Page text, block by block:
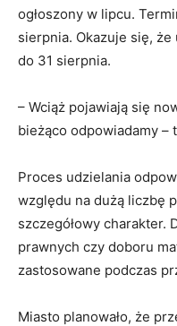
ogłoszony w lipcu.
sierpnia. Okazuje się,
do 31 sierpnia.
– Wciąż pojawiają się
bieżąco odpowiadamy –
Proces udzielania
względu na dużą liczbę
szczegółowy charakter.
prawnych czy doboru
zastosowane podczas
Miasto planowało, że